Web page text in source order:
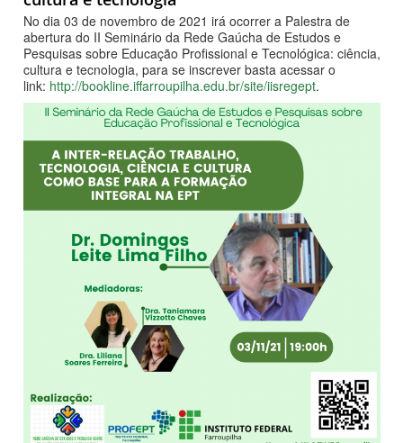
No dia 03 de novembro de 2021 irá ocorrer a Palestra de
abertura do II Seminário da Rede Gaúcha de Estudos e
Pesquisas sobre Educação Profissional e Tecnológica: ciência,
cultura e tecnologia, para se inscrever basta acessar o
link: http://bookline.iffarroupilha.edu.br/site/iisregept.